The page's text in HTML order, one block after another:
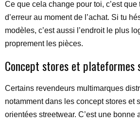
Ce que cela change pour toi, c’est
d’erreur au moment de l’achat. Si tu
modèles, c’est aussi l’endroit le plus
proprement les pièces.
Concept stores et plateformes
Certains revendeurs multimarques
notamment dans les concept stores et
orientées streetwear. C’est une bonne